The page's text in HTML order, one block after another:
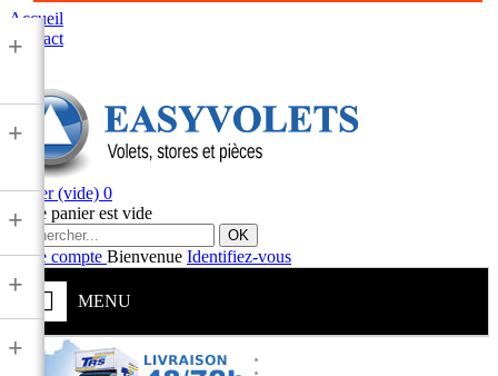
Accueil
Contact
Panier (vide) 0
Votre panier est vide
OK
Votre compte Bienvenue Identifiez-vous
MENU
+
+
+
+
+